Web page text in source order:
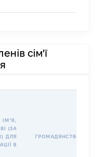
сім'ї
(ЗА
ДЛЯ
В
ГРОМАДЯНСТВО